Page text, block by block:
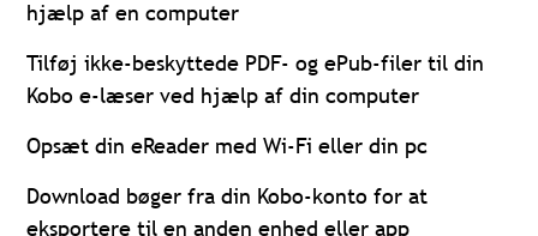
hjælp af en computer
Tilføj ikke-beskyttede PDF- og ePub-filer til din
Kobo e-læser ved hjælp af din computer
Opsæt din eReader med Wi-Fi eller din pc
Download bøger fra din Kobo-konto for at
eksportere til en anden enhed eller app